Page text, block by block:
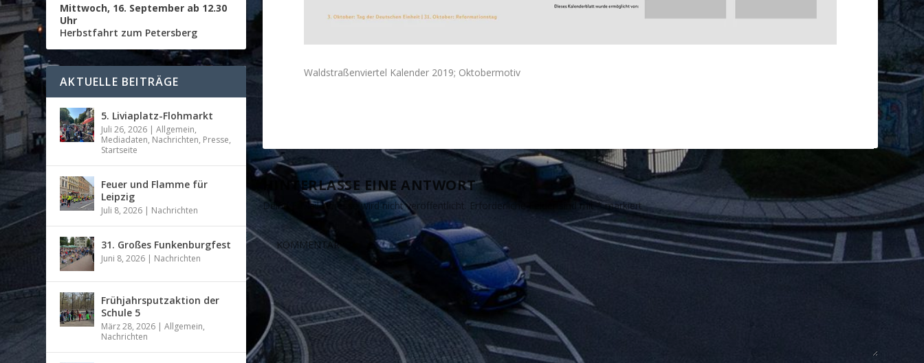
Waldstraßenviertel Kalender 2019; Oktobermotiv
HINTERLASSE EINE ANTWORT
Deine E-Mail-Adresse wird nicht veröffentlicht. Erforderliche Felder sind mit*markiert
Mittwoch, 16. September ab 12.30
Uhr
Herbstfahrt zum Petersberg
AKTUELLE BEITRÄGE
5. Liviaplatz-Flohmarkt
Juli 26, 2026 |Allgemein,
Mediadaten, Nachrichten, Presse,
Startseite
Feuer und Flamme für
Leipzig
Juli 8, 2026 | Nachrichten
31. Großes Funkenburgfest
Juni 8, 2026 | Nachrichten
Frühjahrsputzaktion der
Schule 5
März 28, 2026 |Allgemein,
Nachrichten